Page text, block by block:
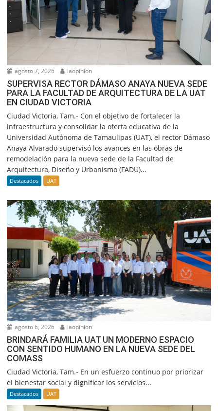
agosto 7, 2026 laopinion
SUPERVISA RECTOR DÁMASO ANAYA NUEVA SEDE
PARA LA FACULTAD DE ARQUITECTURA DE LA UAT
EN CIUDAD VICTORIA
Ciudad Victoria, Tam.- Con el objetivo de fortalecer la
infraestructura y consolidar la oferta educativa de la
Universidad Autónoma de Tamaulipas (UAT), el rector Dámaso
Anaya Alvarado supervisó los avances en las obras de
remodelación para la nueva sede de la Facultad de
Arquitectura, Diseño y Urbanismo (FADU)...
Destacados UAT
agosto 6, 2026 laopinion
BRINDARÁ FAMILIA UAT UN MODERNO ESPACIO
CON SENTIDO HUMANO EN LA NUEVA SEDE DEL
COMASS
Ciudad Victoria, Tam.- En un esfuerzo continuo por priorizar
el bienestar social y dignificar los servicios...
Destacados UAT